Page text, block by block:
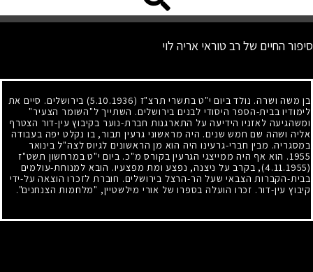
סיפור החיים של רב טוראי אריה לוי
בן משה ושרה. נולד ביום י"ט בתשרי תרצ"ז (5.10.1936)
בירושלים. סיים את
לימודיו בבית-הספר היסודי לבנים בירושלים. השתייך ל"השומר הצעיר"
ומשהגיעה לאזניו הידיעה על התארגנות חברת-נוער בקיבוץ עין-דור הצטרף
אליה ושהה שם חמש שנים. היה מראשוני גרעין תבור, בו נקלט יפה בעבודה
במסגריה. מבין חברי-גרעינו היה הוא מן הראשונים לגיוס לצה"ל בינואר
1955. הוא אף היה ממייצגי הגרעין בקורס מ"כ. ביום י"ט במרחשון תשט"ז
(4.11.1955)
, בקרב על ניצנה, נפצע ומת מפצעיו. הובא למנוחת-עולמים
בבית-הקברות הצבאי שעל הר-הרצל בירושלים. חוברת לזכרו הוצאה על-ידי
קיבוץ עין-דור. זכרו הועלה בספרו של אורי מילשטיין, "מלחמות הצנחנים".